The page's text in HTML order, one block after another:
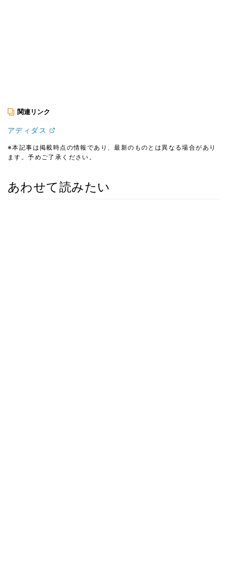
関連リンク
アディダス
※本記事は掲載時点の情報であり、最新のものとは異なる場合があり
ます。予めご了承ください。
あわせて読みたい